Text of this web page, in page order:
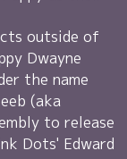
outside of
Dwayne
the name
(aka
to release
Dots' Edward